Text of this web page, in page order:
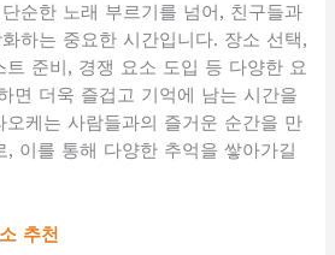
순한 노래 부르기를 넘어, 친구들과
하는 중요한 시간입니다. 장소 선택,
트 준비, 경쟁 요소 도입 등 다양한 요
면 더욱 즐겁고 기억에 남는 시간을
오케는 사람들과의 즐거운 순간을 만
, 이를 통해 다양한 추억을 쌓아가길
추천